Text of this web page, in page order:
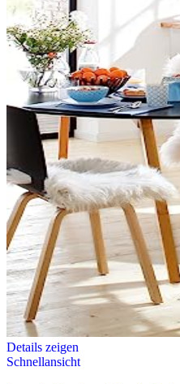
Details zeigen
Schnellansicht